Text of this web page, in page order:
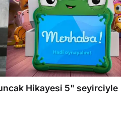
Hikayesi 5" seyirciyle